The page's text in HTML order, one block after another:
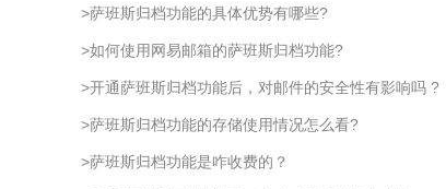
>​萨班斯归档功能的具体优势有哪些?
>如何使用网易邮箱的萨班斯归档功能?
>开通萨班斯归档功能后，对邮件的安全性有影响吗 ?
>萨班斯归档功能的存储使用情况怎么看?
>​萨班斯归档功能是咋收费的？